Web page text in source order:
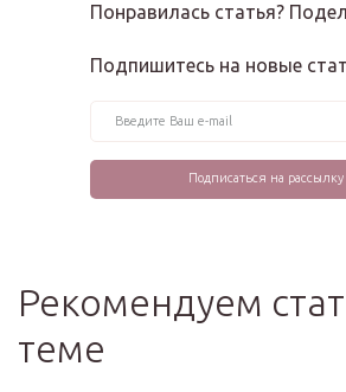
Понравилась статья?
Подпишитесь на новые
Рекомендуем
теме